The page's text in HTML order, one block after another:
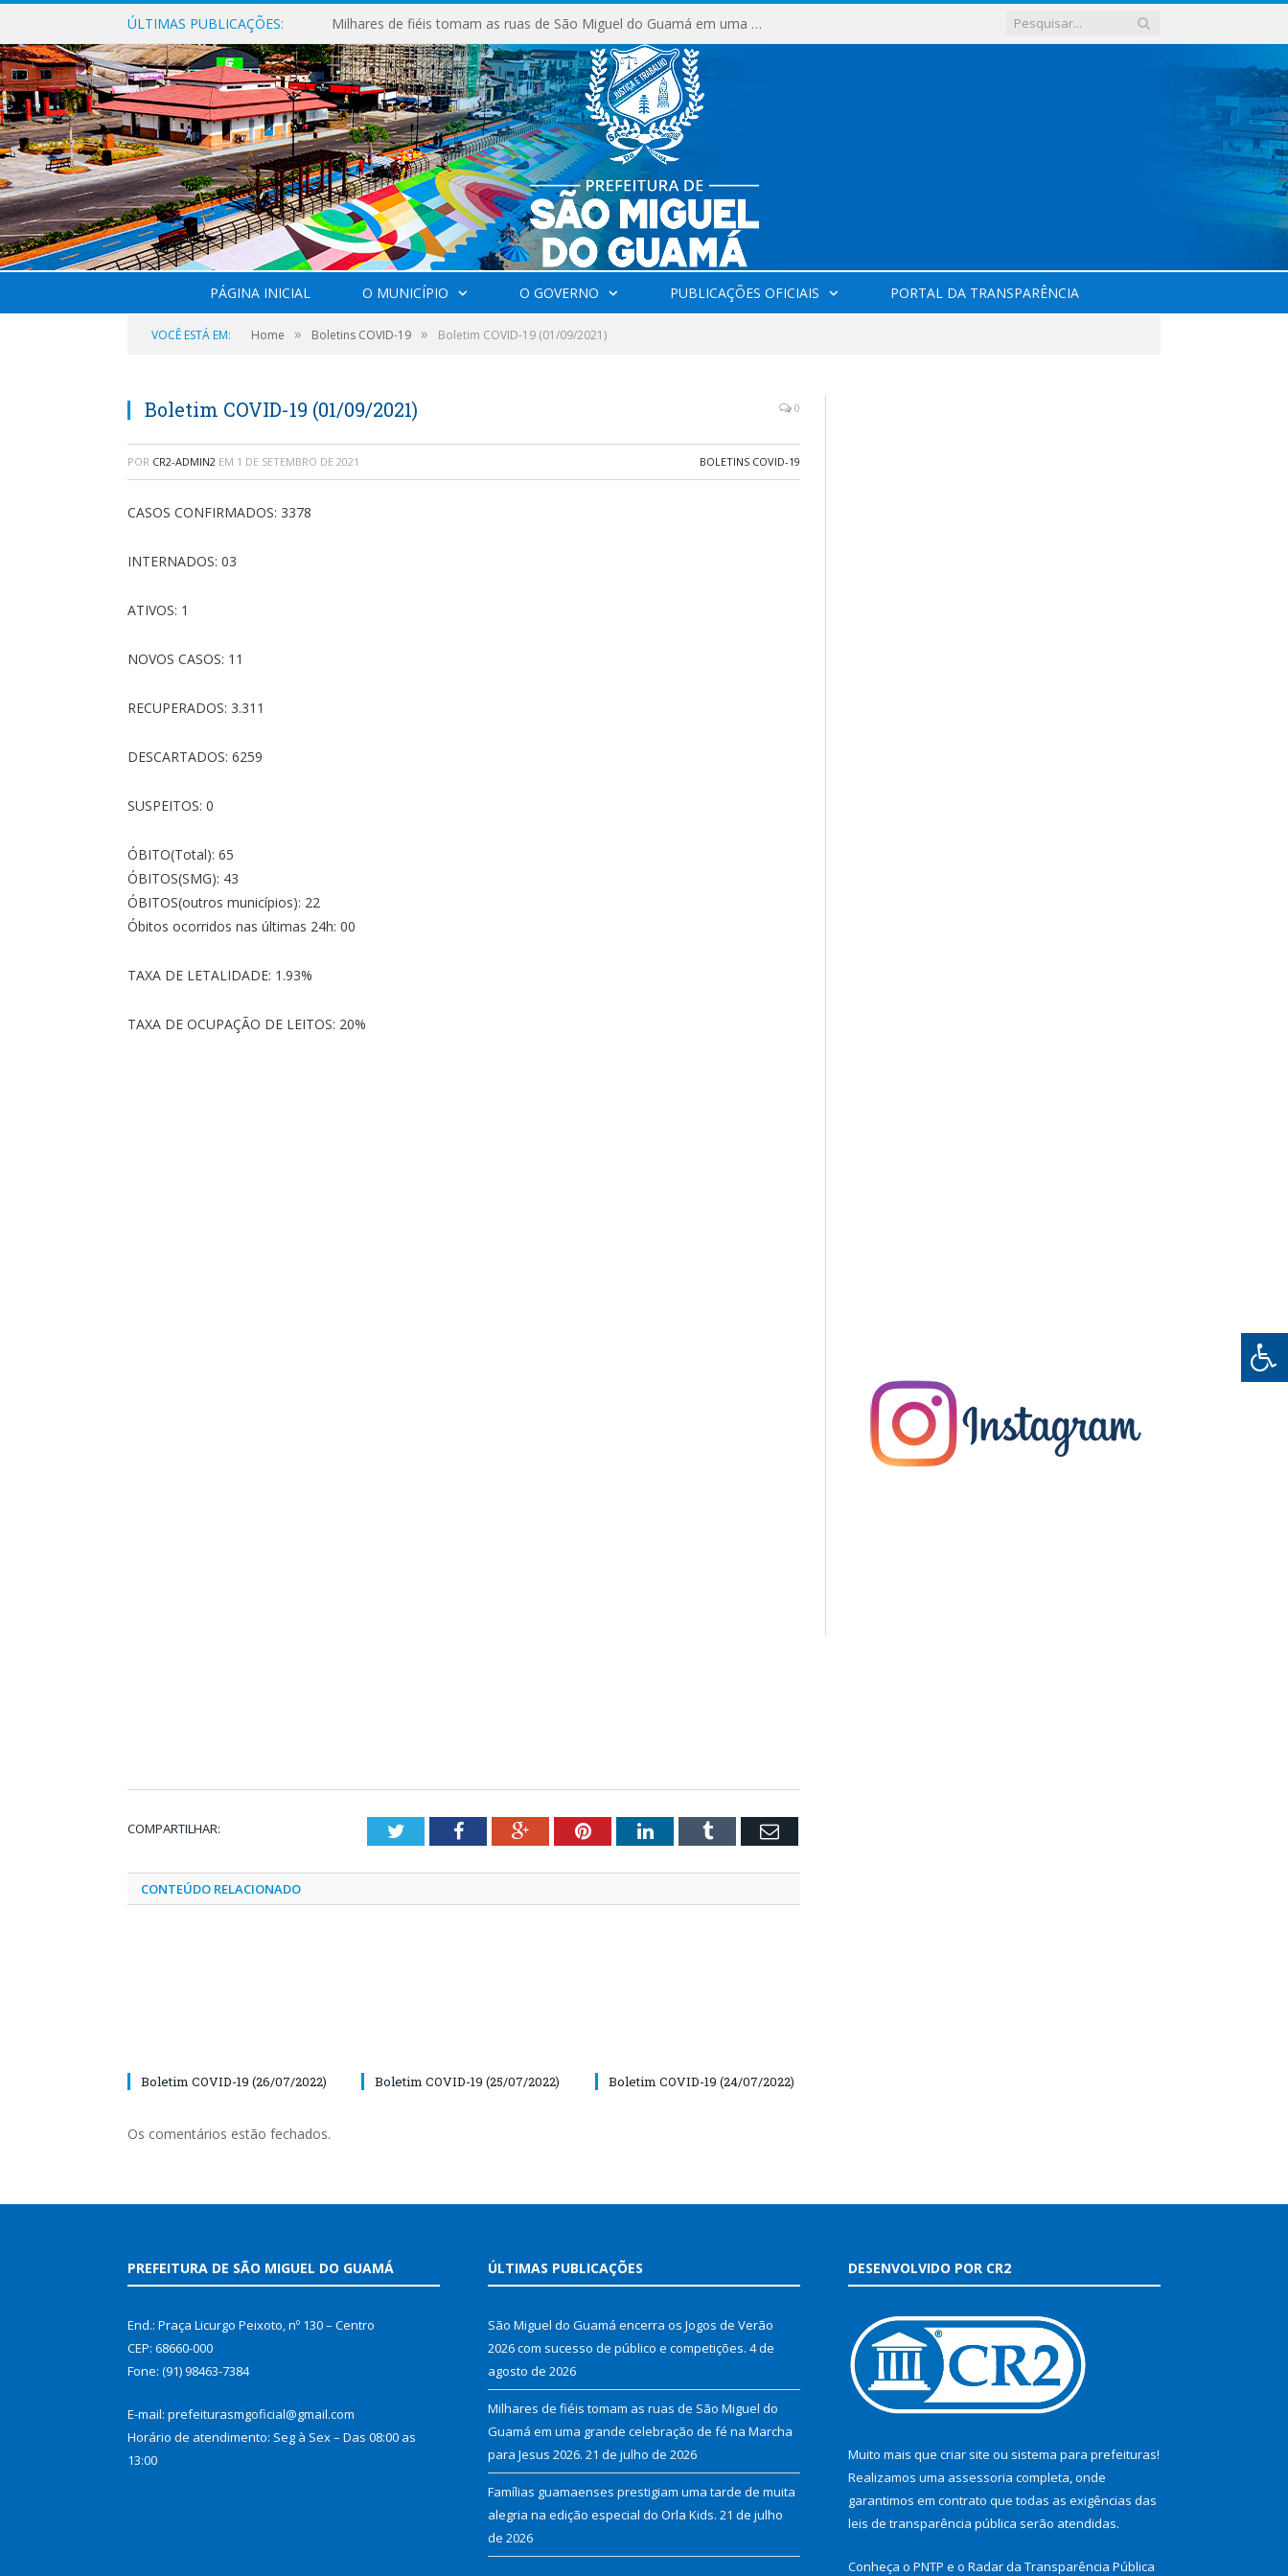
ÚLTIMAS PUBLICAÇÕES: Milhares de fiéis tomam as ruas de São Miguel do Guamá em uma grande celebração de fé na Marcha para Jesus 2026.
PÁGINA INICIAL O MUNICÍPIO O GOVERNO PUBLICAÇÕES OFICIAIS PORTAL DA TRANSPARÊNCIA
VOCÊ ESTÁ EM: Home » Boletins COVID-19 » Boletim COVID-19 (01/09/2021)
Boletim COVID-19 (01/09/2021) 0
POR CR2-ADMIN2 EM 1 DE SETEMBRO DE 2021 BOLETINS COVID-19
CASOS CONFIRMADOS: 3378
INTERNADOS: 03
ATIVOS: 1
NOVOS CASOS: 11
RECUPERADOS: 3.311
DESCARTADOS: 6259
SUSPEITOS: 0
ÓBITO(Total): 65
ÓBITOS(SMG): 43
ÓBITOS(outros municípios): 22
Óbitos ocorridos nas últimas 24h: 00
TAXA DE LETALIDADE: 1.93%
TAXA DE OCUPAÇÃO DE LEITOS: 20%
COMPARTILHAR: TwitterFacebookGoogle+PinterestLinkedInTumblr Email
CONTEÚDO RELACIONADO
Boletim COVID-19 (26/07/2022) Boletim COVID-19 (25/07/2022) Boletim COVID-19 (24/07/2022)
Os comentários estão fechados.
PREFEITURA DE SÃO MIGUEL DO GUAMÁ
End.: Praça Licurgo Peixoto, nº 130 – Centro
CEP: 68660-000
Fone: (91) 98463-7384
E-mail: prefeiturasmgoficial@gmail.com
Horário de atendimento: Seg à Sex – Das 08:00 as
13:00
ÚLTIMAS PUBLICAÇÕES
São Miguel do Guamá encerra os Jogos de Verão
2026 com sucesso de público e competições. 4 de
agosto de 2026
Milhares de fiéis tomam as ruas de São Miguel do
Guamá em uma grande celebração de fé na Marcha
para Jesus 2026. 21 de julho de 2026
Famílias guamaenses prestigiam uma tarde de muita
alegria na edição especial do Orla Kids. 21 de julho
de 2026
DESENVOLVIDO POR CR2
Muito mais que criar site ou sistema para prefeituras!
Realizamos uma assessoria completa, onde
garantimos em contrato que todas as exigências das
leis de transparência pública serão atendidas.
Conheça o PNTP e o Radar da Transparência Pública